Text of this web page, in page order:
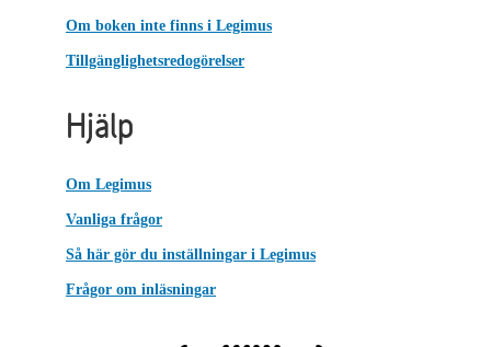
Om boken inte finns i Legimus
Tillgänglighetsredogörelser
Hjälp
Om Legimus
Vanliga frågor
Så här gör du inställningar i Legimus
Frågor om inläsningar